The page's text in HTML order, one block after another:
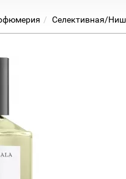
Селективная/